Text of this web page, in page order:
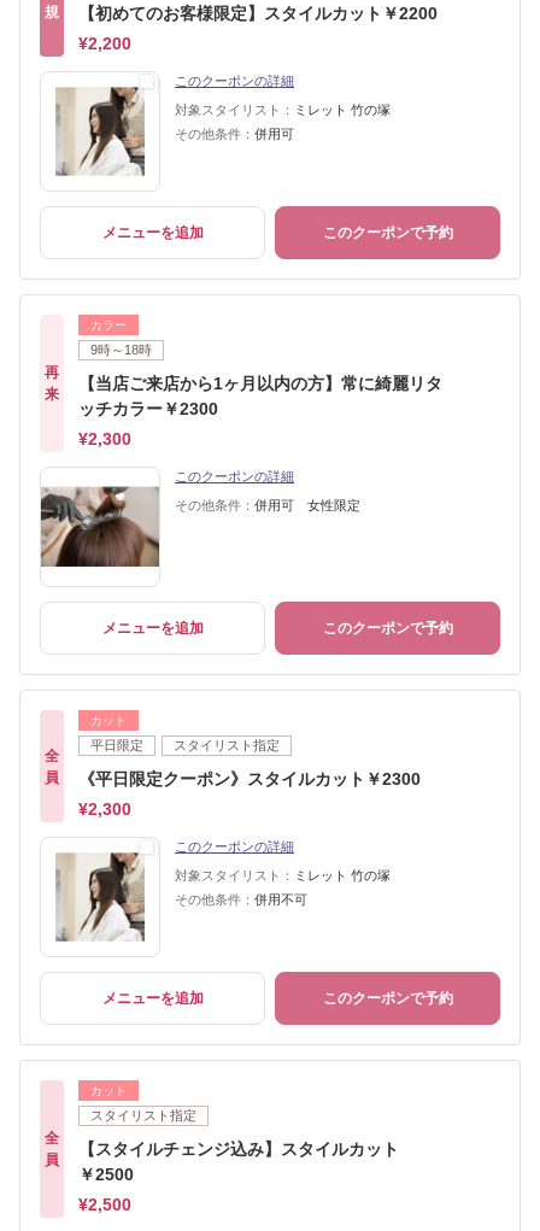
規
【初めてのお客様限定】スタイルカット￥2200
¥2,200
このクーポンの詳細
対象スタイリスト：
ミレット 竹の塚
その他条件： 併用可
メニューを追加 このクーポンで予約
再
来
カラー
9時～18時
【当店ご来店から1ヶ月以内の方】常に綺麗リタ
ッチカラー￥2300
¥2,300
このクーポンの詳細
その他条件： 併用可 女性限定
メニューを追加 このクーポンで予約
全
員
カット
平日限定 スタイリスト指定
《平日限定クーポン》スタイルカット￥2300
¥2,300
このクーポンの詳細
対象スタイリスト：
ミレット 竹の塚
その他条件： 併用不可
メニューを追加 このクーポンで予約
全
員
カット
スタイリスト指定
【スタイルチェンジ込み】スタイルカット
￥2500
¥2,500